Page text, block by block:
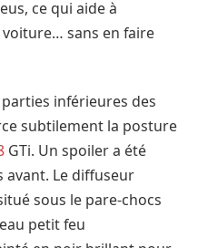
ce qui aide à
sans en faire
inférieures des
subtilement la posture
GTi. Un spoiler a été
avant. Le diffuseur
sous le pare-chocs
petit feu